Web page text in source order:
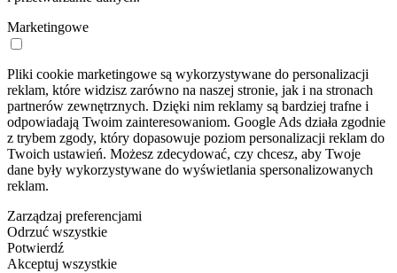
Marketingowe
Pliki cookie marketingowe są wykorzystywane do personalizacji
reklam, które widzisz zarówno na naszej stronie, jak i na stronach
partnerów zewnętrznych. Dzięki nim reklamy są bardziej trafne i
odpowiadają Twoim zainteresowaniom. Google Ads działa zgodnie
z trybem zgody, który dopasowuje poziom personalizacji reklam do
Twoich ustawień. Możesz zdecydować, czy chcesz, aby Twoje
dane były wykorzystywane do wyświetlania spersonalizowanych
reklam.
Zarządzaj preferencjami
Odrzuć wszystkie
Potwierdź
Akceptuj wszystkie